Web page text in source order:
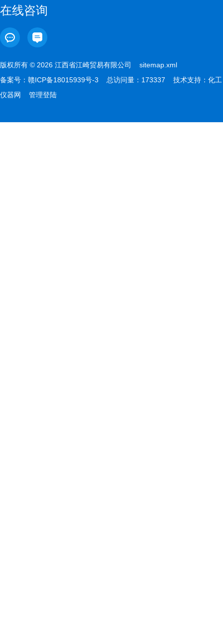
在线咨询
版权所有 © 2026 江西省江崎贸易有限公司 sitemap.xml
备案号： 赣ICP备18015939号-3 总访问量：173337 技术支持： 化工
仪器网
管理登陆